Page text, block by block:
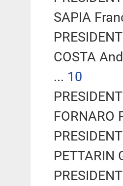
SAPIA
COSTA
... 10
FORNARO
PETTARIN